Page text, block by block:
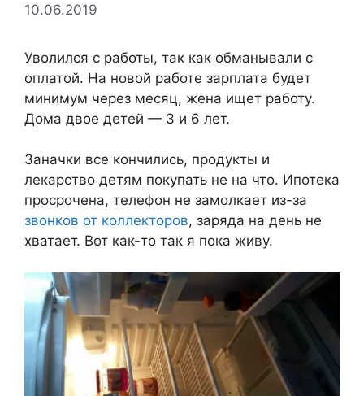
10.06.2019
Уволился с работы, так как обманывали с
оплатой. На новой работе зарплата будет
минимум через месяц, жена ищет работу.
Дома двое детей — 3 и 6 лет.
Заначки все кончились, продукты и
лекарство детям покупать не на что. Ипотека
просрочена, телефон не замолкает из-за
звонков от коллекторов, заряда на день не
хватает. Вот как-то так я пока живу.